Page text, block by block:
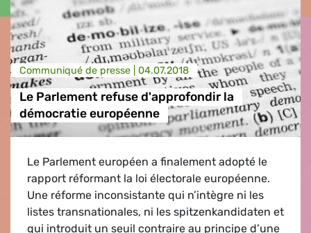
Communiqué de presse | 04.07.2018
Le Parlement refuse d'approfondir la
démocratie européenne
Le Parlement européen a finalement adopté le
rapport réformant la loi électorale européenne.
Une réforme inconsistante qui n’intègre ni les
listes transnationales, ni les spitzenkandidaten et
qui introduit un seuil contraire au principe d’une